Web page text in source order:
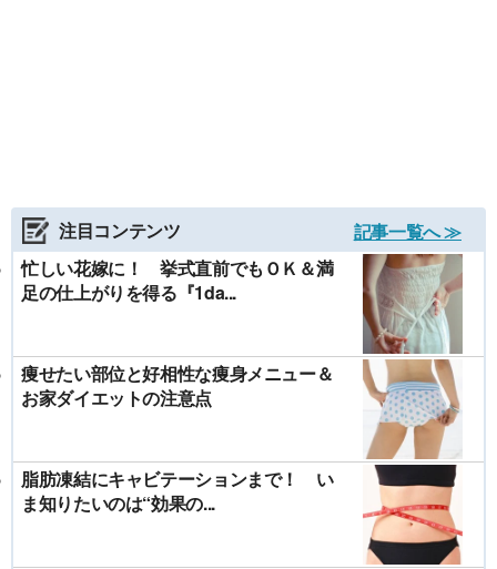
注目コンテンツ
記事一覧へ ≫
忙しい花嫁に！ 挙式直前でもＯＫ＆満
足の仕上がりを得る『1da...
痩せたい部位と好相性な痩身メニュー＆
お家ダイエットの注意点
脂肪凍結にキャビテーションまで！ い
ま知りたいのは“効果の...